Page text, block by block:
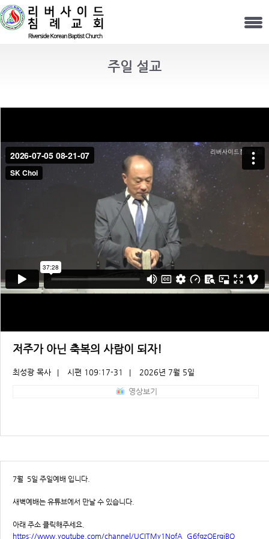
주일 설교
저주가 아닌 축복의 사람이 되자!
최성광 목사 시편 109:17-31 2026년 7월 5일
영상보기
7월 5일 주일예배 입니다.
새벽예배는 유튜브에서 만날 수 있습니다.
아래 주소 클릭해주세요.
https://www.youtube.com/channel/UCITMy1NofA_G6fqzQErgiBQ